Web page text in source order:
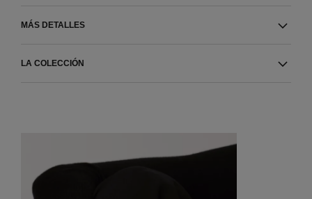
MÁS DETALLES
LA COLECCIÓN